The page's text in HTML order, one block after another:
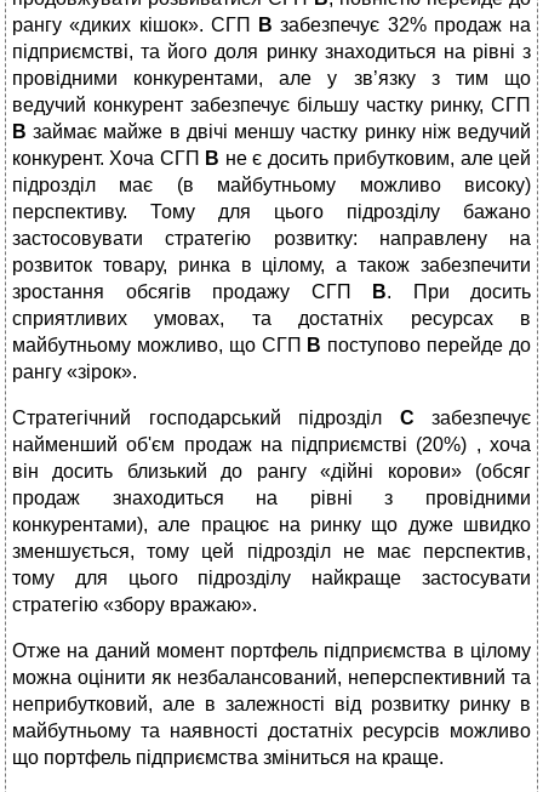
рангу «диких кішок». СГП
В забезпечує 32% продаж на
підприємстві, та його доля ринку знаходиться на рівні з
провідними конкурентами, але у зв’язку з тим що
ведучий конкурент забезпечує більшу частку ринку, СГП
В займає майже в двічі меншу частку ринку ніж ведучий
конкурент. Хоча СГП В не є досить прибутковим, але цей
підрозділ має (в майбутньому можливо високу)
перспективу. Тому для цього підрозділу бажано
застосовувати стратегію розвитку: направлену на
розвиток товару, ринка в цілому, а також забезпечити
зростання обсягів продажу СГП
В. При досить
сприятливих умовах, та достатніх ресурсах в
майбутньому можливо, що СГП В поступово перейде до
рангу «зірок».
Стратегічний господарський підрозділ С забезпечує
найменший об'єм продаж на підприємстві (20%) , хоча
він досить близький до рангу «дійні корови» (обсяг
продаж знаходиться на рівні з провідними
конкурентами), але працює на ринку що дуже швидко
зменшується, тому цей підрозділ не має перспектив,
тому для цього підрозділу найкраще застосувати
стратегію «збору вражаю».
Отже на даний момент портфель підприємства в цілому
можна оцінити як незбалансований, неперспективний та
неприбутковий, але в залежності від розвитку ринку в
майбутньому та наявності достатніх ресурсів можливо
що портфель підприємства зміниться на краще.